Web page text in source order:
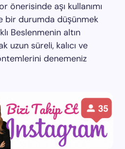
önerisinde aşı kullanımı
bir durumda düşünmek
Beslenmenin altın
uzun süreli, kalıcı ve
denemeniz